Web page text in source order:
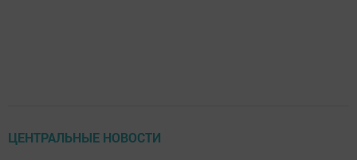
ЦЕНТРАЛЬНЫЕ НОВОСТИ